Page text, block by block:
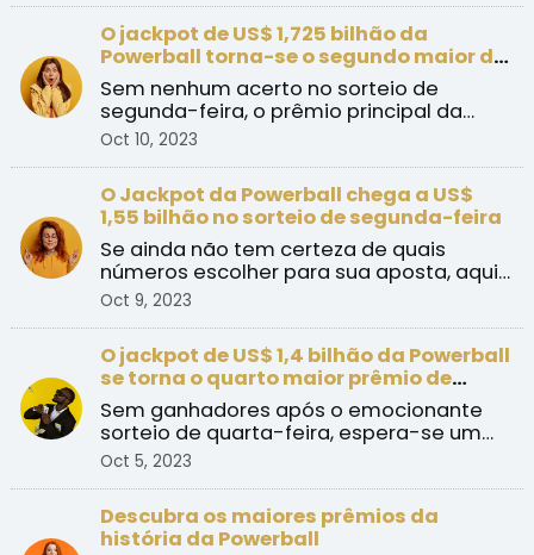
O jackpot de US$ 1,725 bilhão da
Powerball torna-se o segundo maior da
história
Sem nenhum acerto no sorteio de
segunda-feira, o prêmio principal da
Powerball subiu várias posi ...
Oct 10, 2023
O Jackpot da Powerball chega a US$
1,55 bilhão no sorteio de segunda-feira
Se ainda não tem certeza de quais
números escolher para sua aposta, aqui
estão algumas sugestões!
Oct 9, 2023
O jackpot de US$ 1,4 bilhão da Powerball
se torna o quarto maior prêmio de
loteria do mundo
Sem ganhadores após o emocionante
sorteio de quarta-feira, espera-se um
jackpot recorde de US$ 1 ...
Oct 5, 2023
Descubra os maiores prêmios da
história da Powerball